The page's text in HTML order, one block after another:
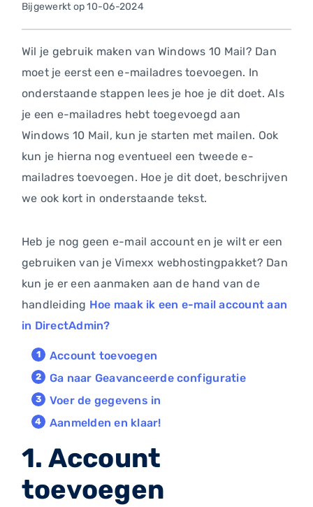
Bijgewerkt op 10-06-2024
Wil je gebruik maken van Windows 10 Mail? Dan
moet je eerst een e-mailadres toevoegen. In
onderstaande stappen lees je hoe je dit doet. Als
je een e-mailadres hebt toegevoegd aan
Windows 10 Mail, kun je starten met mailen. Ook
kun je hierna nog eventueel een tweede e-
mailadres toevoegen. Hoe je dit doet, beschrijven
we ook kort in onderstaande tekst.
Heb je nog geen e-mail account en je wilt er een
gebruiken van je Vimexx webhostingpakket? Dan
kun je er een aanmaken aan de hand van de
handleiding Hoe maak ik een e-mail account aan
in DirectAdmin?
Account toevoegen
Ga naar Geavanceerde configuratie
Voer de gegevens in
Aanmelden en klaar!
1. Account
toevoegen